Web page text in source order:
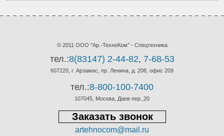
© 2011 ООО "Ар.-ТехноКом" - Спецтехника
тел.:8(83147) 2-44-82, 7-68-53
607220, г. Арзамас, пр. Ленина, д. 208, офис 209
тел.:8-800-100-7400
107045, Москва, Даев пер.,20
Заказать звонок
artehnocom@mail.ru